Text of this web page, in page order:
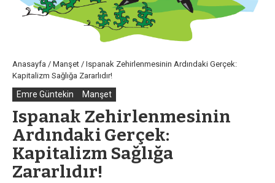
Anasayfa / Manşet / Ispanak Zehirlenmesinin Ardındaki Gerçek:
Kapitalizm Sağlığa Zararlıdır!
Emre Güntekin Manşet
Ispanak Zehirlenmesinin
Ardındaki Gerçek:
Kapitalizm Sağlığa
Zararlıdır!